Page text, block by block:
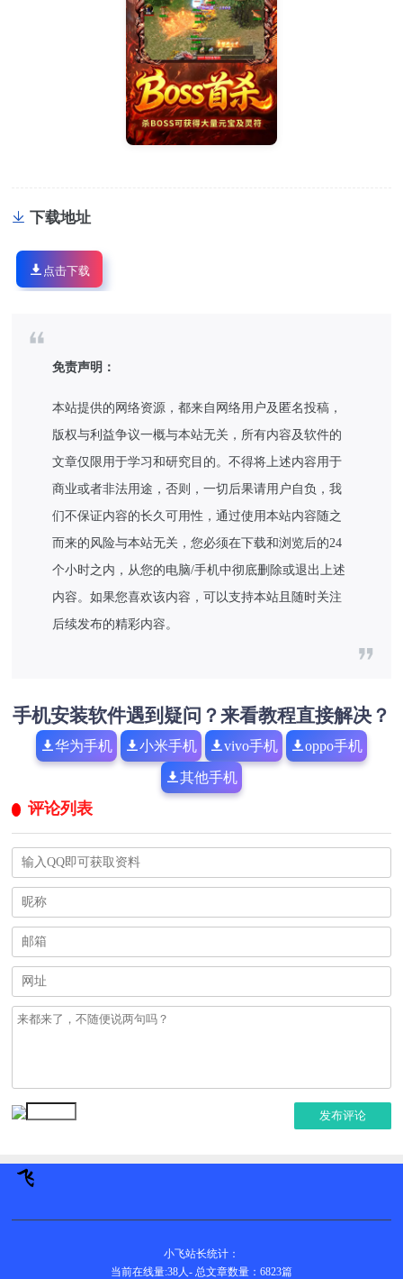
下载地址
点击下载
免责声明：
本站提供的网络资源，都来自网络用户及匿名投稿，
版权与利益争议一概与本站无关，所有内容及软件的
文章仅限用于学习和研究目的。不得将上述内容用于
商业或者非法用途，否则，一切后果请用户自负，我
们不保证内容的长久可用性，通过使用本站内容随之
而来的风险与本站无关，您必须在下载和浏览后的24
个小时之内，从您的电脑/手机中彻底删除或退出上述
内容。如果您喜欢该内容，可以支持本站且随时关注
后续发布的精彩内容。
手机安装软件遇到疑问？来看教程直接解决？
华为手机 小米手机 vivo手机 oppo手机
其他手机
评论列表
发布评论
小飞站长统计：
当前在线量:38人- 总文章数量：6823篇